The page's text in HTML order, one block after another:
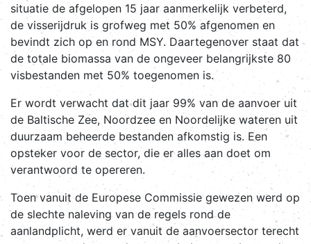
situatie de afgelopen 15 jaar aanmerkelijk verbeterd,
de visserijdruk is grofweg met 50% afgenomen en
bevindt zich op en rond MSY. Daartegenover staat dat
de totale biomassa van de ongeveer belangrijkste 80
visbestanden met 50% toegenomen is.
Er wordt verwacht dat dit jaar 99% van de aanvoer uit
de Baltische Zee, Noordzee en Noordelijke wateren uit
duurzaam beheerde bestanden afkomstig is. Een
opsteker voor de sector, die er alles aan doet om
verantwoord te opereren.
Toen vanuit de Europese Commissie gewezen werd op
de slechte naleving van de regels rond de
aanlandplicht, werd er vanuit de aanvoersector terecht